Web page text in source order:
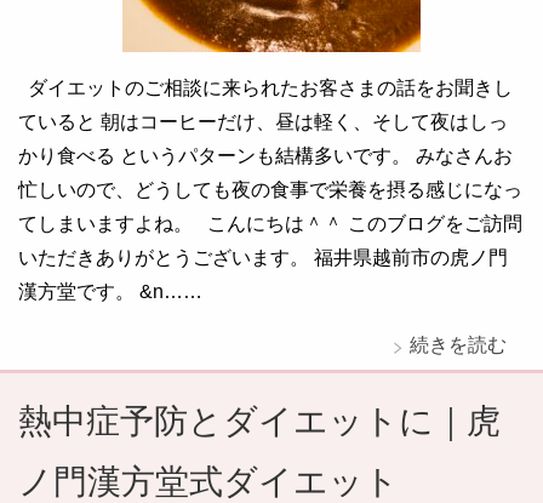
ダイエットのご相談に来られたお客さまの話をお聞きし
ていると 朝はコーヒーだけ、昼は軽く、そして夜はしっ
かり食べる というパターンも結構多いです。 みなさんお
忙しいので、どうしても夜の食事で栄養を摂る感じになっ
てしまいますよね。 こんにちは＾＾ このブログをご訪問
いただきありがとうございます。 福井県越前市の虎ノ門
漢方堂です。 &n……
続きを読む
熱中症予防とダイエットに｜虎
ノ門漢方堂式ダイエット